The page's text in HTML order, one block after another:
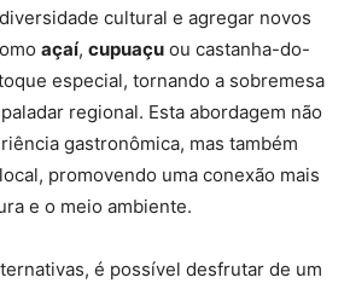
cultural e agregar novos
açaí, cupuaçu ou castanha-do-
especial, tornando a sobremesa
regional. Esta abordagem não
gastronômica, mas também
promovendo uma conexão mais
e o meio ambiente.
é possível desfrutar de um